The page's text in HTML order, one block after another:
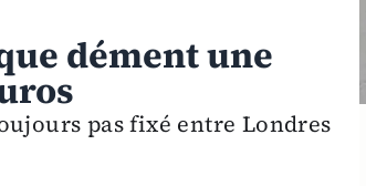
dément une
pas fixé entre Londres